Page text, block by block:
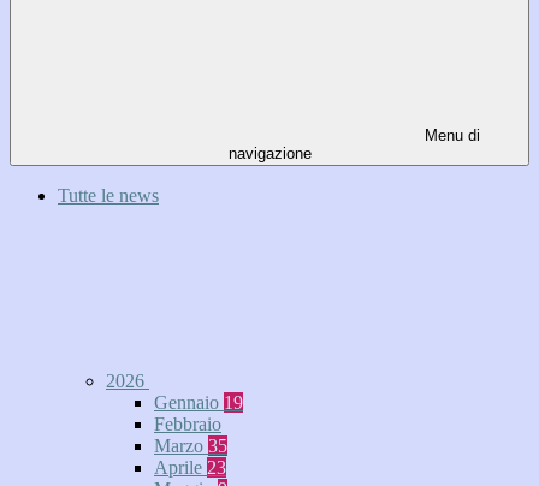
Menu di
navigazione
Tutte le news
2026
Gennaio 19
Febbraio
Marzo 35
Aprile 23